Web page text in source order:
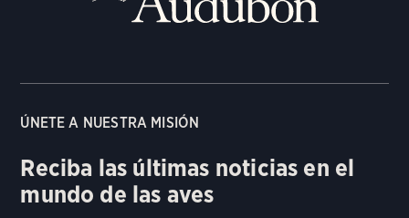
ÚNETE A NUESTRA MISIÓN
Reciba las últimas noticias en el
mundo de las aves